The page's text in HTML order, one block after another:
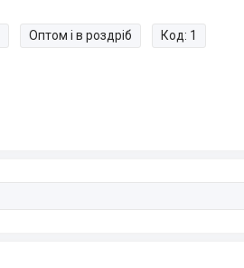
Оптом і в роздріб Код: 1